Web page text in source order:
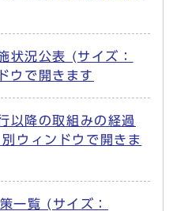
状況公表 (サイズ：
ウで開きます
以降の取組みの経過
ウィンドウで開きま
一覧 (サイズ：